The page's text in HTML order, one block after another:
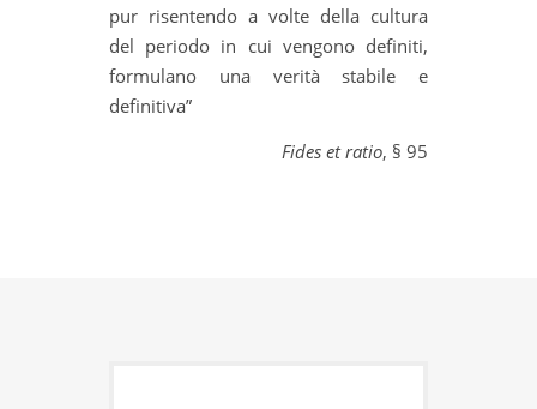
pur risentendo a volte della cultura
del periodo in cui vengono definiti,
formulano una verità stabile e
definitiva”
Fides et ratio, § 95